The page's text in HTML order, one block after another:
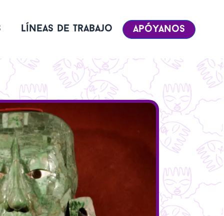
líneas de trabajo apóyanos